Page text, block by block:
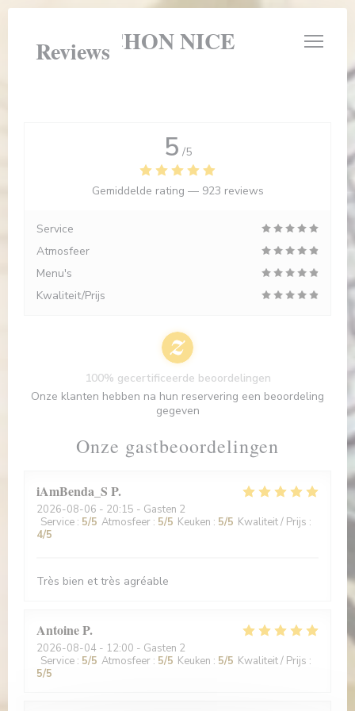
Cookies beheer paneel
LE BOUCHON NICE
Reviews
Onze gastbeoordelingen
iAmBenda_S P
2026-08-06 - 20:15 - Gasten 2
Service : 5/5 Atmosfeer : 5/5 Keuken : 5/5 Kwaliteit / Prijs :
4/5
Très bien et très agréable
AntoineP
2026-08-04 - 12:00 - Gasten 2
Service : 5/5 Atmosfeer : 5/5 Keuken : 5/5 Kwaliteit / Prijs :
5/5
5 /5
Gemiddelde rating — 923 reviews
Service
Atmosfeer
Menu's
Kwaliteit/Prijs
100% gecertificeerde beoordelingen
Onze klanten hebben na hun reservering een beoordeling
gegeven